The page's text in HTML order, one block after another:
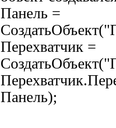
Панель =
Перехватчик =
Панель);